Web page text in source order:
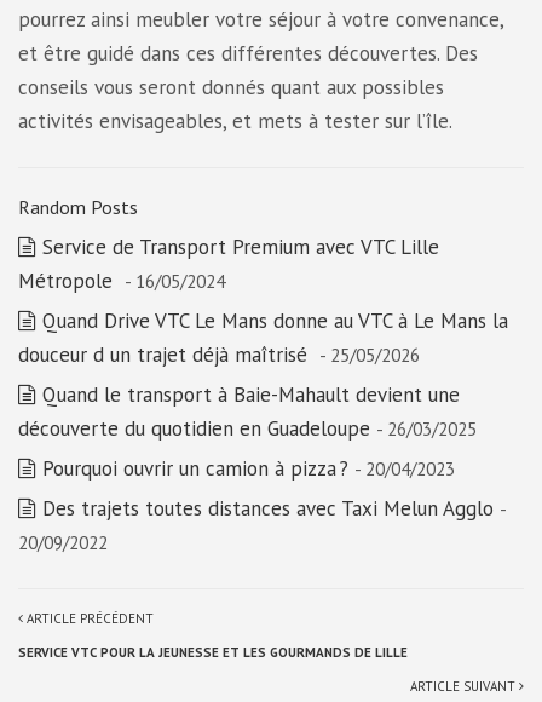
pourrez ainsi meubler votre séjour à votre convenance,
et être guidé dans ces différentes découvertes. Des
conseils vous seront donnés quant aux possibles
activités envisageables, et mets à tester sur l’île.
Random Posts
Service de Transport Premium avec VTC Lille
Métropole - 16/05/2024
Quand Drive VTC Le Mans donne au VTC à Le Mans la
douceur d un trajet déjà maîtrisé - 25/05/2026
Quand le transport à Baie-Mahault devient une
découverte du quotidien en Guadeloupe - 26/03/2025
Pourquoi ouvrir un camion à pizza ? - 20/04/2023
Des trajets toutes distances avec Taxi Melun Agglo -
20/09/2022
ARTICLE PRÉCÉDENT
SERVICE VTC POUR LA JEUNESSE ET LES GOURMANDS DE LILLE
ARTICLE SUIVANT